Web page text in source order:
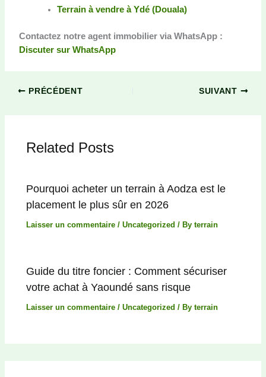
Terrain à vendre à Ydé (Douala)
Contactez notre agent immobilier via WhatsApp :
Discuter sur WhatsApp
PRÉCÉDENT SUIVANT
Related Posts
Pourquoi acheter un terrain à Aodza est le
placement le plus sûr en 2026
Laisser un commentaire /Uncategorized / Byterrain
Guide du titre foncier : Comment sécuriser
votre achat à Yaoundé sans risque
Laisser un commentaire /Uncategorized / Byterrain